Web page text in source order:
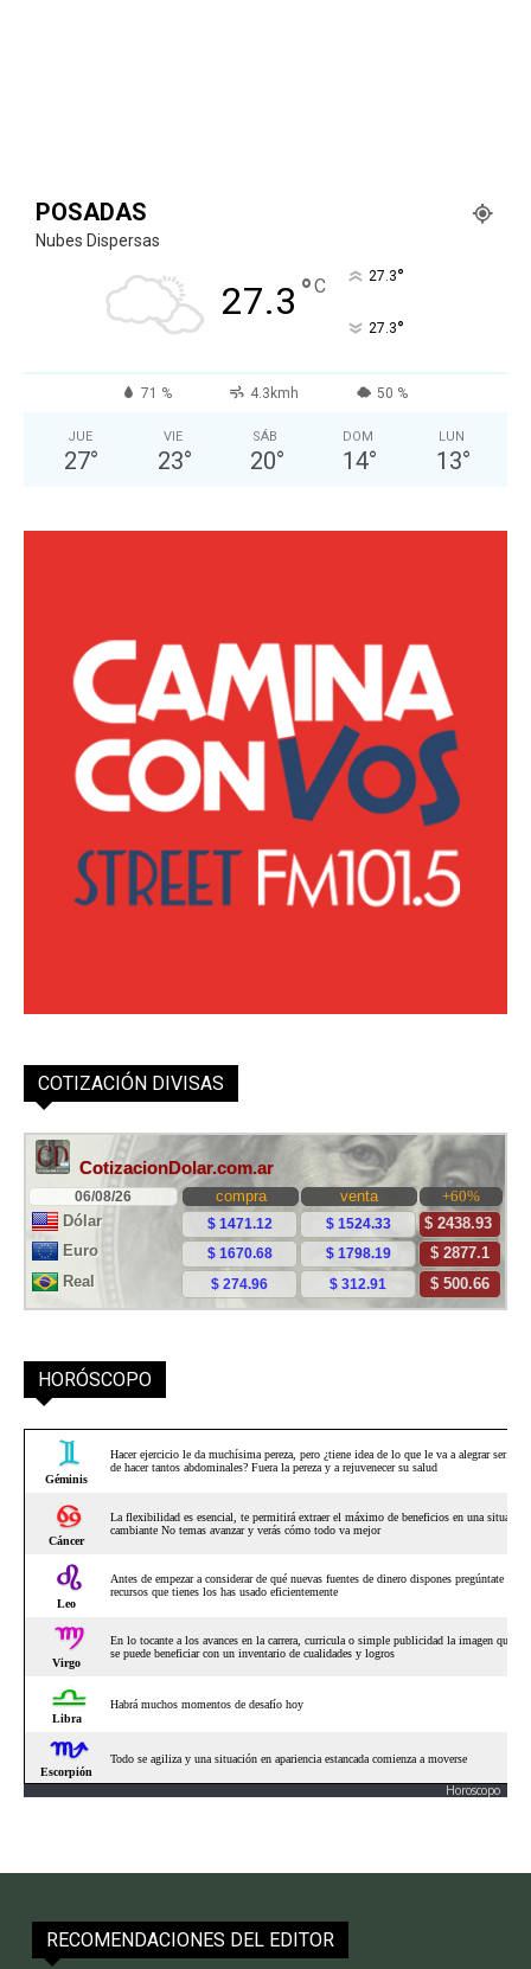
POSADAS
Nubes Dispersas
27.3 °C 27.3°
27.3°
71 % 4.3kmh 50 %
JUE
27°
VIE
23°
SÁB
20°
DOM
14°
LUN
13°
COTIZACIÓN DIVISAS
HORÓSCOPO
Horoscopo
RECOMENDACIONES DEL EDITOR